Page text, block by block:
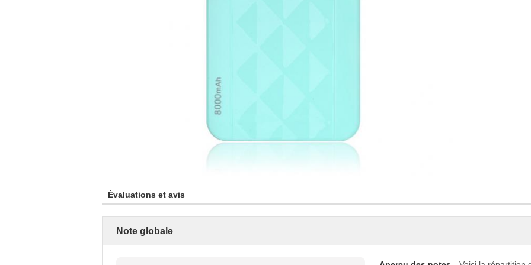
Évaluations et avis
Note globale